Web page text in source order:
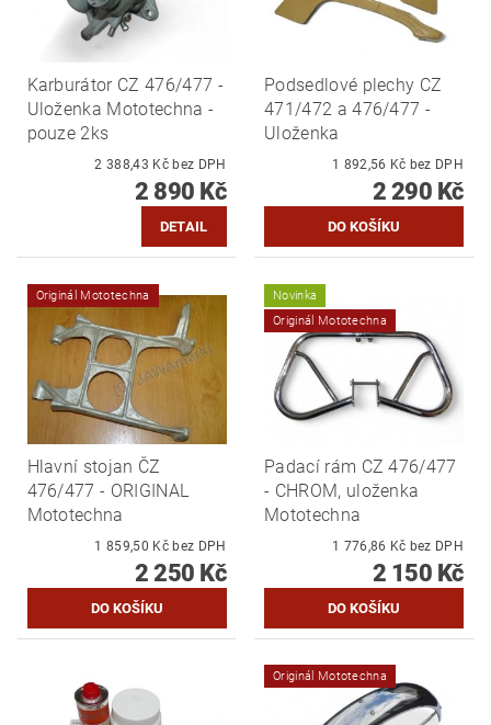
Karburátor CZ 476/477 -
Uloženka Mototechna -
pouze 2ks
2 388,43 Kč bez DPH
2 890 Kč
DETAIL
Podsedlové plechy CZ
471/472 a 476/477 -
Uloženka
1 892,56 Kč bez DPH
2 290 Kč
Originál Mototechna
Hlavní stojan ČZ
476/477 - ORIGINAL
Mototechna
1 859,50 Kč bez DPH
2 250 Kč
Novinka
Originál Mototechna
Padací rám CZ 476/477
- CHROM, uloženka
Mototechna
1 776,86 Kč bez DPH
2 150 Kč
Originál Mototechna